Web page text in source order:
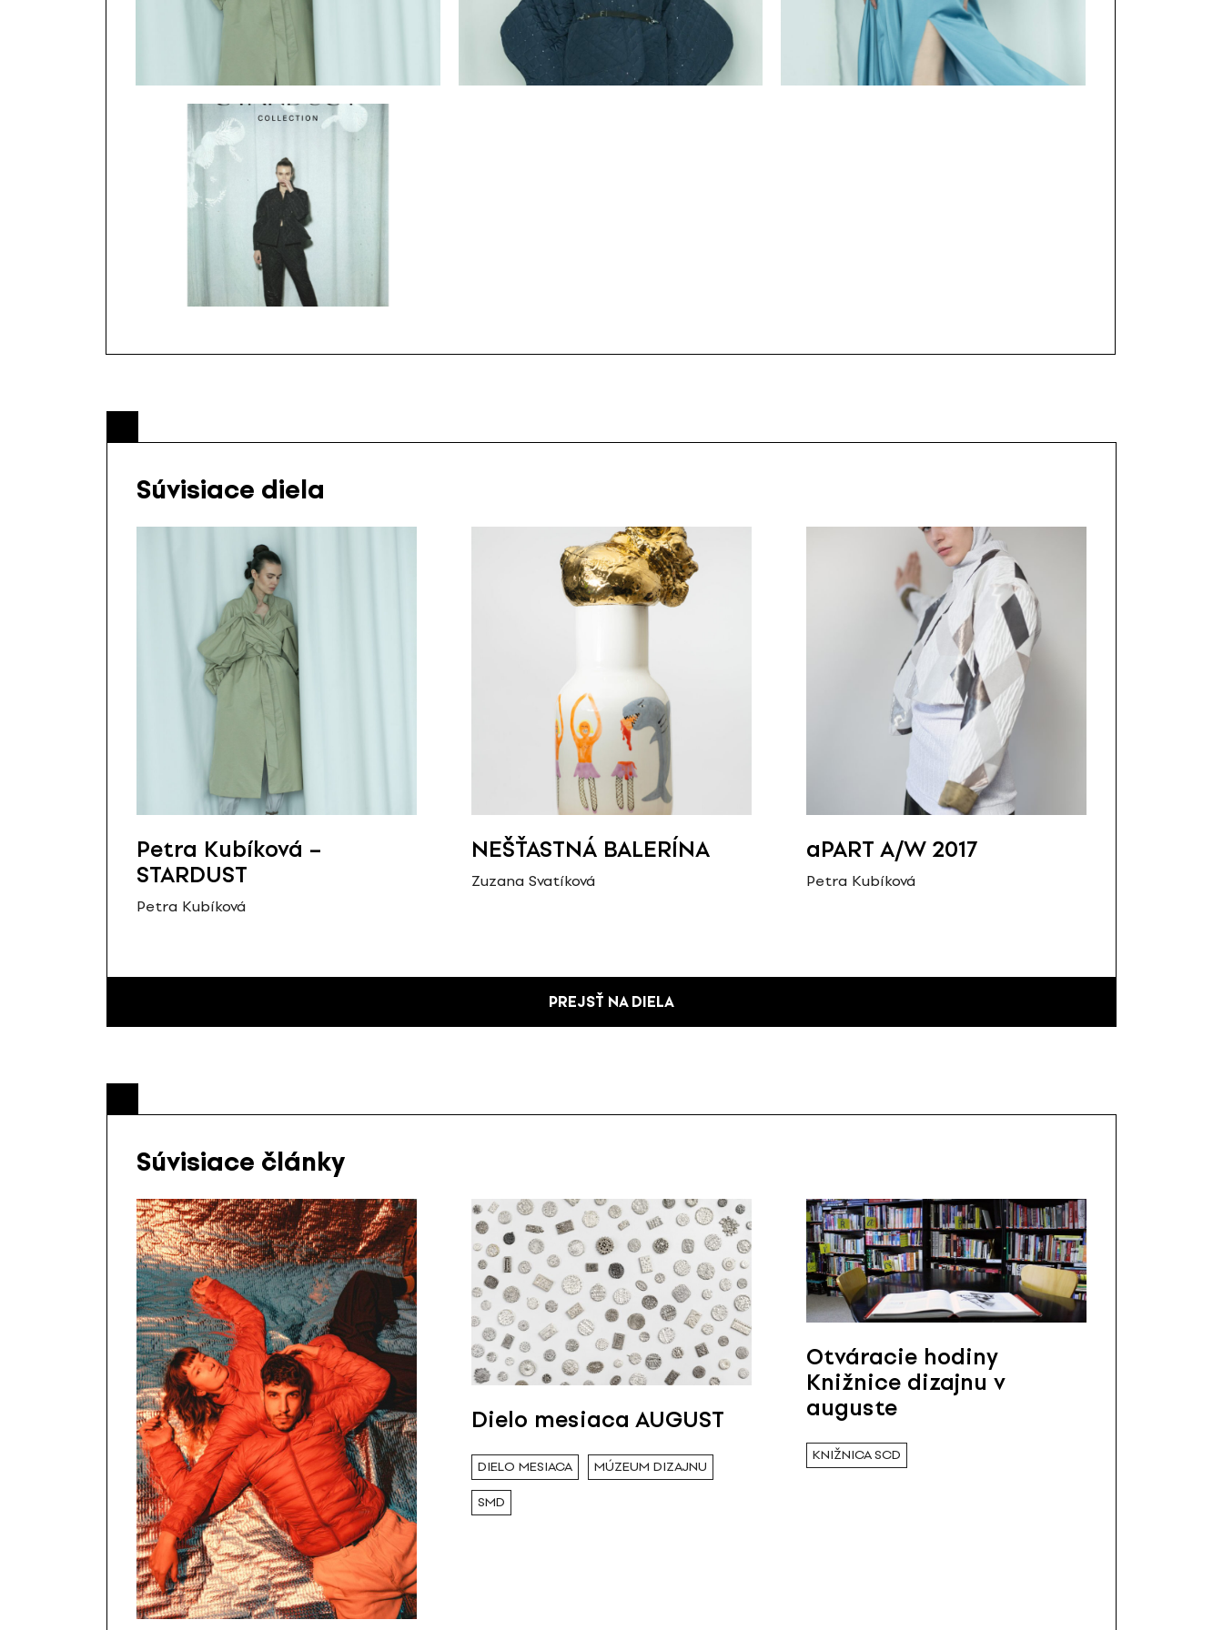
Súvisiace diela
Petra Kubíková –
STARDUST
Petra Kubíková
NEŠŤASTNÁ BALERÍNA
Zuzana Svatíková
aPART A/W 2017
Petra Kubíková
PREJSŤ NA DIELA
Súvisiace články
Dielo mesiaca AUGUST
DIELO MESIACA MÚZEUM DIZAJNU
SMD
Otváracie hodiny
Knižnice dizajnu v
auguste
KNIŽNICA SCD